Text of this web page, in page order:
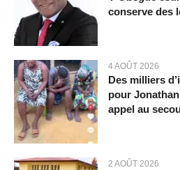
conserve des
4 AOÛT 2026
Des milliers
pour
appel au
2 AOÛT 2026